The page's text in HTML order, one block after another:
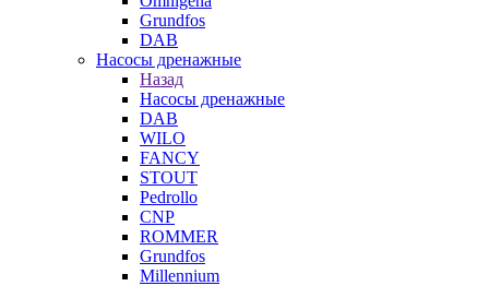
Grundfos
DAB
Насосы дренажные
Назад
Насосы дренажные
DAB
WILO
FANCY
STOUT
Pedrollo
CNP
ROMMER
Grundfos
Millennium